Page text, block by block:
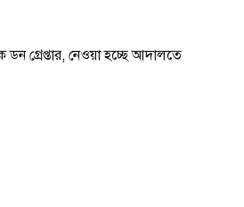
ডন গ্রেপ্তার, নেওয়া হচ্ছে আদালতে